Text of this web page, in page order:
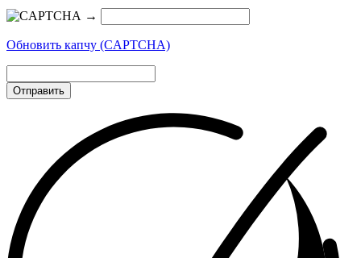
→
Обновить капчу (CAPTCHA)
Отправить